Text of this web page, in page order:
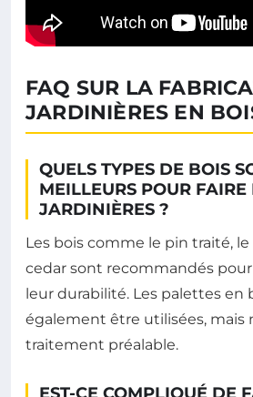
FAQ SUR LA
JARDINIÈRES EN
QUELS TYPES DE BOIS
MEILLEURS POUR FAIRE
JARDINIÈRES ?
Les bois comme le pin traité,
cedar sont recommandés
leur durabilité. Les palettes en
également être utilisées, mais
traitement préalable.